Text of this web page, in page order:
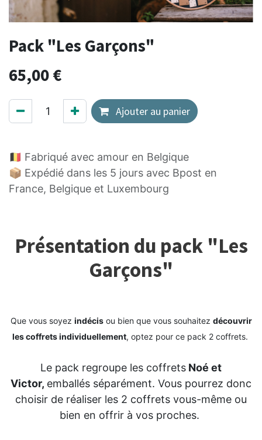
Pack "Les Garçons"
65,00€
Ajouter au panier
🇧🇪 Fabriqué avec amour en Belgique
📦 Expédié dans les 5 jours avec Bpost en
France, Belgique et Luxembourg
Présentation du pack "Les
Garçons"
Que vous soyez indécisou bien que vous souhaitez découvrir
les coffrets individuellement, optez pour ce pack 2 coffrets.
Le pack regroupe les coffrets Noé et
Victor, emballés séparément. Vous pourrez donc
choisir de réaliser les 2 coffrets vous-même ou
bien en offrir à vos proches.